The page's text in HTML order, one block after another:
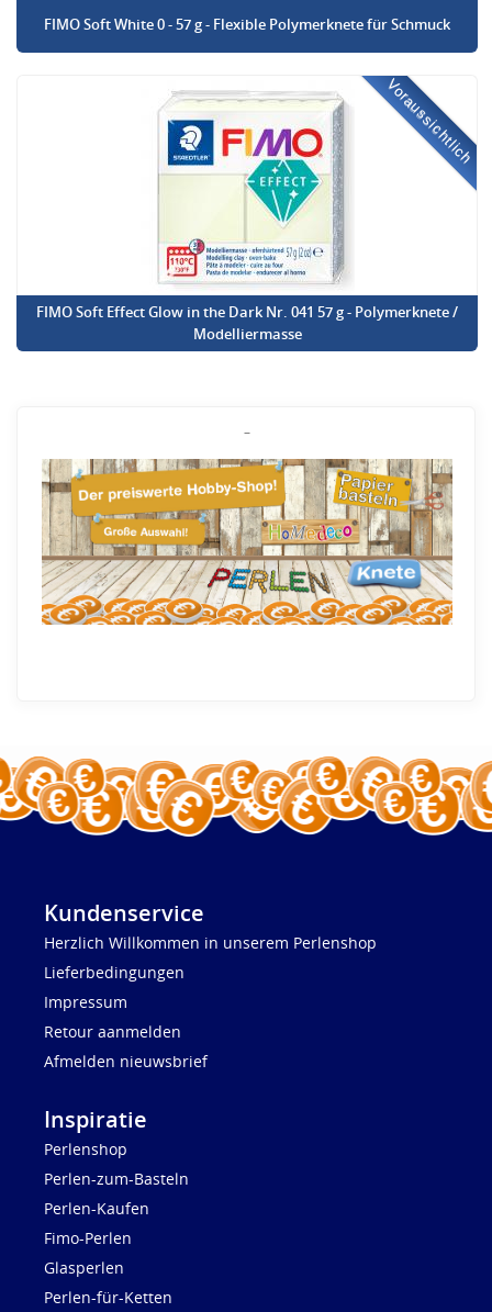
FIMO Soft White 0 - 57 g - Flexible Polymerknete für Schmuck
Voraussichtlich
FIMO Soft Effect Glow in the Dark Nr. 041 57 g - Polymerknete /
Modelliermasse
Kundenservice
Herzlich Willkommen in unserem Perlenshop
Lieferbedingungen
Impressum
Retour aanmelden
Afmelden nieuwsbrief
Inspiratie
Perlenshop
Perlen-zum-Basteln
Perlen-Kaufen
Fimo-Perlen
Glasperlen
Perlen-für-Ketten